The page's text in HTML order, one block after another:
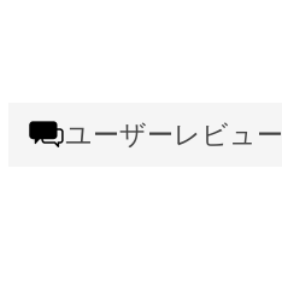
ユーザーレビュー